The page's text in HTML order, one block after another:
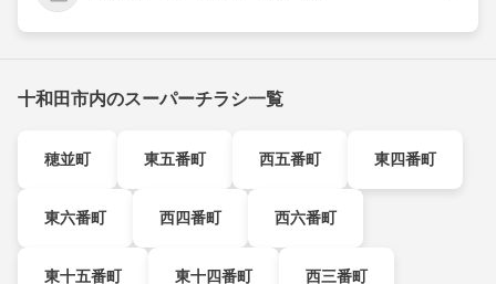
十和田市内のスーパーチラシ一覧
穂並町 東五番町 西五番町 東四番町
東六番町 西四番町 西六番町
東十五番町 東十四番町 西三番町